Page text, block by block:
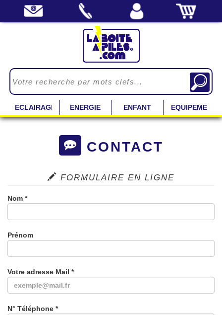
ECLAIRAGE ENERGIE ENFANT EQUIPEMENT
CONTACT
FORMULAIRE EN LIGNE
Nom *
Prénom
Votre adresse Mail *
N° Téléphone *